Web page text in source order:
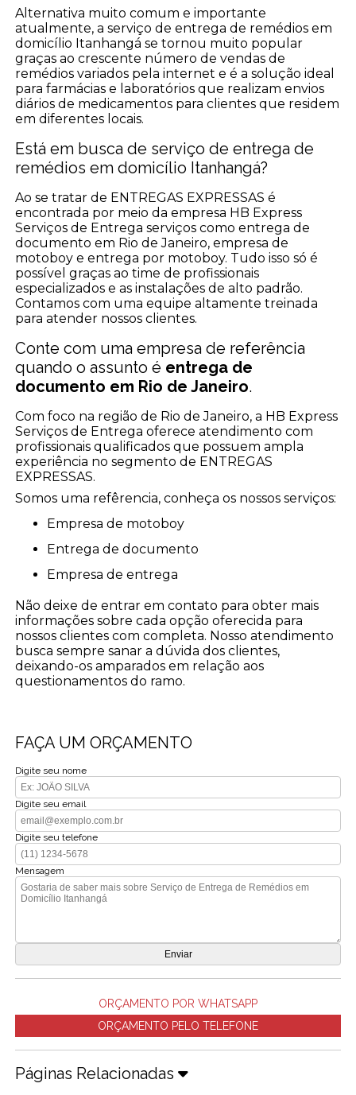
Alternativa muito comum e importante
atualmente, a serviço de entrega de remédios em
domicílio Itanhangá se tornou muito popular
graças ao crescente número de vendas de
remédios variados pela internet e é a solução ideal
para farmácias e laboratórios que realizam envios
diários de medicamentos para clientes que residem
em diferentes locais.
Está em busca de serviço de entrega de
remédios em domicílio Itanhangá?
Ao se tratar de ENTREGAS EXPRESSAS é
encontrada por meio da empresa HB Express
Serviços de Entrega serviços como entrega de
documento em Rio de Janeiro, empresa de
motoboy e entrega por motoboy. Tudo isso só é
possível graças ao time de profissionais
especializados e as instalações de alto padrão.
Contamos com uma equipe altamente treinada
para atender nossos clientes.
Conte com uma empresa de referência
quando o assunto é entrega de
documento em Rio de Janeiro.
Com foco na região de Rio de Janeiro, a HB Express
Serviços de Entrega oferece atendimento com
profissionais qualificados que possuem ampla
experiência no segmento de ENTREGAS
EXPRESSAS.
Somos uma refêrencia, conheça os nossos serviços:
empresa de motoboy
entrega de documento
empresa de entrega
Não deixe de entrar em contato para obter mais
informações sobre cada opção oferecida para
nossos clientes com completa. Nosso atendimento
busca sempre sanar a dúvida dos clientes,
deixando-os amparados em relação aos
questionamentos do ramo.
FAÇA UM ORÇAMENTO
Digite seu nome
Digite seu email
Digite seu telefone
Mensagem
ORÇAMENTO POR WHATSAPP
ORÇAMENTO PELO TELEFONE
Páginas Relacionadas